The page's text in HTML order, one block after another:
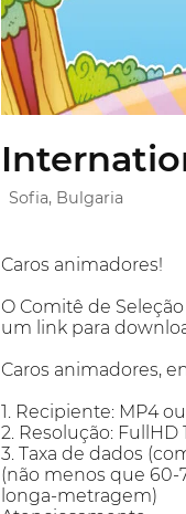
Sofia, Bulgaria
Caros animadores!
O Comitê de
um link para
Caros animadores,
1. Recipiente: MP4
2. Resolução: FullHD
3. Taxa de dados
(não menos que 60-
longa-metragem)